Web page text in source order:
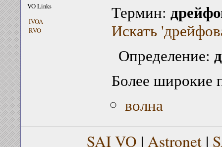
VO Links
IVOA
RVO
Термин:
Искать
Определение:
Более широкие
волна
SAI VO | Astronet |